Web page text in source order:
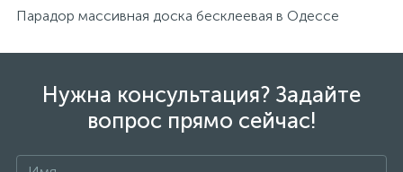
Парадор массивная доска бесклеевая в Одессе
Нужна консультация? Задайте
вопрос прямо сейчас!